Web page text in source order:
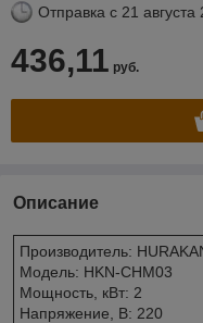
Отправка с 21 августа
436,11 руб.
Описание
Производитель:
Модель: HKN-CHM03
Мощность, кВт: 2
Напряжение, В: 220